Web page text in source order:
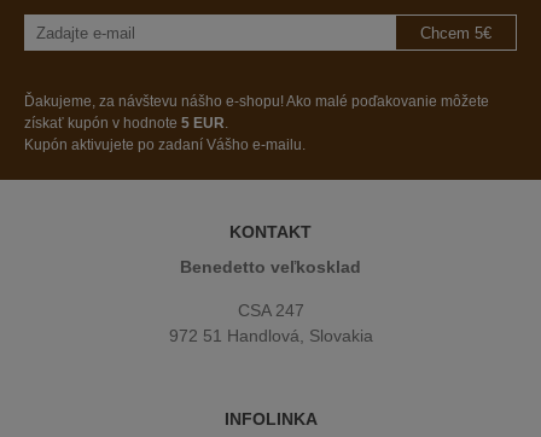
Chcem 5€
Ďakujeme, za návštevu nášho e-shopu! Ako malé poďakovanie môžete
získať kupón v hodnote 5 EUR.
Kupón aktivujete po zadaní Vášho e-mailu.
KONTAKT
Benedetto veľkosklad
CSA 247
972 51 Handlová, Slovakia
INFOLINKA